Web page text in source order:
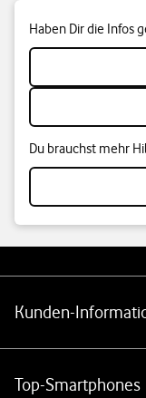
Haben Dir die Infos
Du brauchst mehr
Kunden-
Top-Smartphones